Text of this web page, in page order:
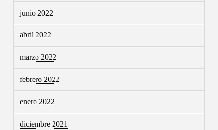
junio 2022
abril 2022
marzo 2022
febrero 2022
enero 2022
diciembre 2021